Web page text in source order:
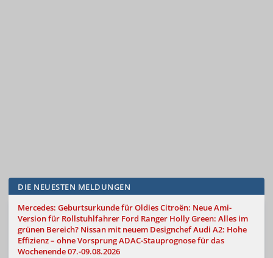
DIE NEUESTEN MELDUNGEN
Mercedes: Geburtsurkunde für OldiesCitroën: Neue Ami-
Version für Rollstuhlfahrer Ford Ranger Holly Green: Alles im
grünen Bereich? Nissan mit neuem DesignchefAudi A2: Hohe
Effizienz – ohne VorsprungADAC-Stauprognose für das
Wochenende 07.-09.08.2026